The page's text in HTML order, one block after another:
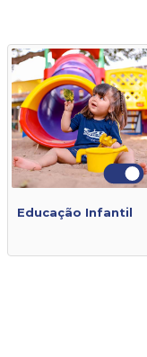
Educação Infantil